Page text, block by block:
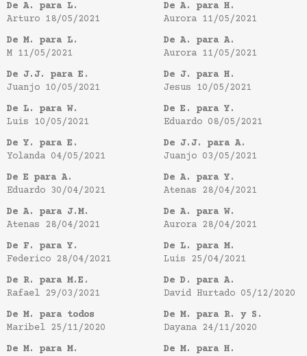
De A. para L.
Arturo 18/05/2021
De A. para H.
Aurora 11/05/2021
De M. para L.
M 11/05/2021
De A. para A.
Aurora 11/05/2021
De J.J. para E.
Juanjo 10/05/2021
De J. para H.
Jesus 10/05/2021
De L. para W.
Luis 10/05/2021
De E. para Y.
Eduardo 08/05/2021
De Y. para E.
Yolanda 04/05/2021
De J.J. para A.
Juanjo 03/05/2021
De E para A.
Eduardo 30/04/2021
De A. para Y.
Atenas 28/04/2021
De A. para J.M.
Atenas 28/04/2021
De A. para W.
Aurora 28/04/2021
De F. para Y.
Federico 28/04/2021
De L. para M.
Luis 25/04/2021
De R. para M.E.
Rafael 29/03/2021
De D. para A.
David Hurtado 05/12/2020
De M. para todos
Maribel 25/11/2020
De M. para R. y S.
Dayana 24/11/2020
De M. para M.
De M. para H.